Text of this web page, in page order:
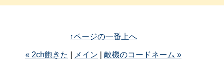
↑ページの一番上へ
« 2ch飽きた メイン 敵機のコードネーム »